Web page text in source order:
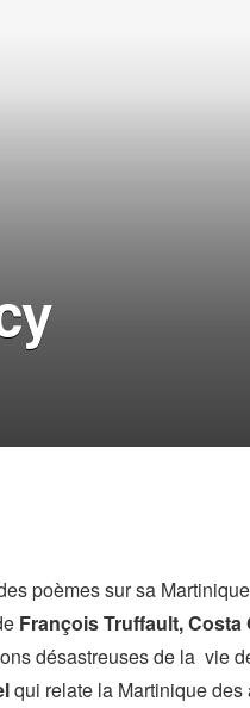
poèmes sur sa
François Truffault, Costa
désastreuses de la vie
qui relate la Martinique